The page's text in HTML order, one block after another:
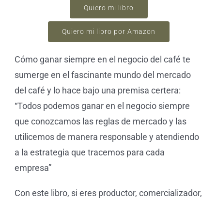
Quiero mi libro
Quiero mi libro por Amazon
Cómo ganar siempre en el negocio del café te
sumerge en el fascinante mundo del mercado
del café y lo hace bajo una premisa certera:
“Todos podemos ganar en el negocio siempre
que conozcamos las reglas de mercado y las
utilicemos de manera responsable y atendiendo
a la estrategia que tracemos para cada
empresa”
Con este libro, si eres productor, comercializador,